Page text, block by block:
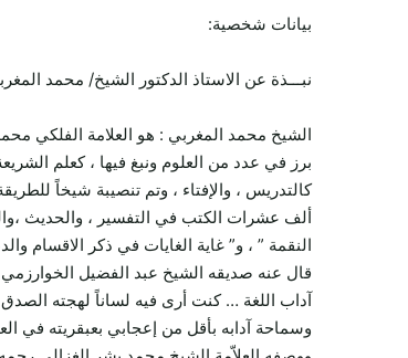
بيانات شخصية:
نبـــذة عن الاستاذ الدكتور الشيخ/ محمد
الشيخ محمد المغربي : هو العلامة الفلكي محمد الفاسي
برز في عدد من العلوم ونبغ فيها ، كعلم
كالتدريس ، والإفتاء ، وتم تنصيبة شيخاً
ألف عشرات الكتب في التفسير ، والحديث
النقمة ” ، و” غاية الغايات في ذكر الاقسام
قال عنه صديقه الشيخ عبد الفضيل
آداب اللغة … كنت أرى فيه لساناً لهجته
وسماحة آدابه بأقل من إعجابي بعبقريته في